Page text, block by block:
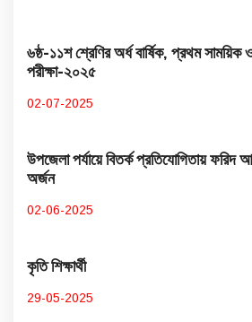
৬ষ্ঠ-১১শ শ্রেণির অর্ধ বার্ষিক, প্রথম সাময়িক
পরীক্ষা-২০২৫
02-07-2025
উপজেলা পর্যায়ে বিতর্ক প্রতিযোগিতায় ফরিদ
অর্জন
02-06-2025
কৃতি শিক্ষার্থী
29-05-2025